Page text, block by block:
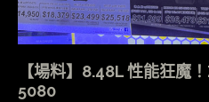
【場料】8.48L 性能狂魔
5080